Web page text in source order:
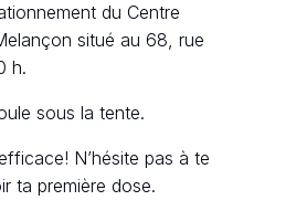
du Centre
situé au 68, rue
h.
sous la tente.
N’hésite pas à te
ta première dose.